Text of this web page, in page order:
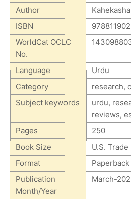
Author
ISBN
WorldCat OCLC
No.
Language
Urdu
Category
research,
Subject keywords
urdu,
reviews,
Pages
250
Book Size
U.S.
Format
Paperback
Publication
Month/Year
March-